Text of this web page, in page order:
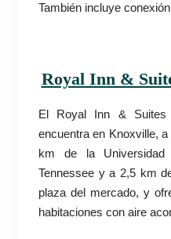
También incluye
Royal Inn &
El Royal Inn & Suites
encuentra en Knoxville, a
km de la Universidad
Tennessee y a 2,5 km
plaza del mercado, y
habitaciones con aire